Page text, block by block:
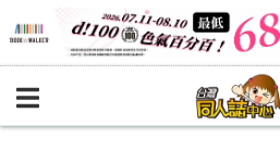
BOOKY書集倉庫